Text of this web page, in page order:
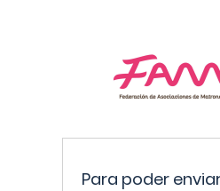
Para poder